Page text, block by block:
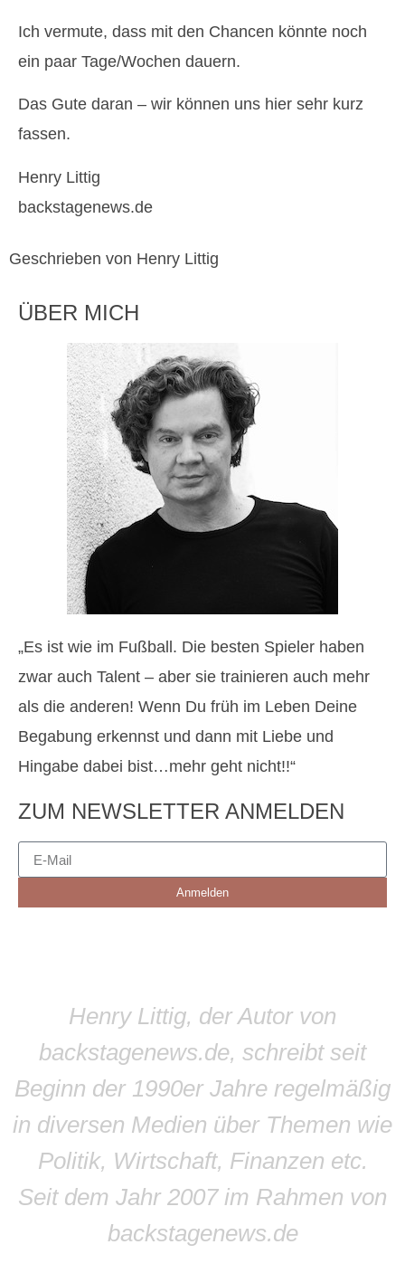
Ich vermute, dass mit den Chancen könnte noch
ein paar Tage/Wochen dauern.
Das Gute daran – wir können uns hier sehr kurz
fassen.
Henry Littig
backstagenews.de
Geschrieben von Henry Littig
ÜBER MICH
„Es ist wie im Fußball. Die besten Spieler haben
zwar auch Talent – aber sie trainieren auch mehr
als die anderen! Wenn Du früh im Leben Deine
Begabung erkennst und dann mit Liebe und
Hingabe dabei bist…mehr geht nicht!!“
ZUM NEWSLETTER ANMELDEN
Anmelden
Henry Littig, der Autor von
backstagenews.de, schreibt seit
Beginn der 1990er Jahre regelmäßig
in diversen Medien über Themen wie
Politik, Wirtschaft, Finanzen etc.
Seit dem Jahr 2007 im Rahmen von
backstagenews.de